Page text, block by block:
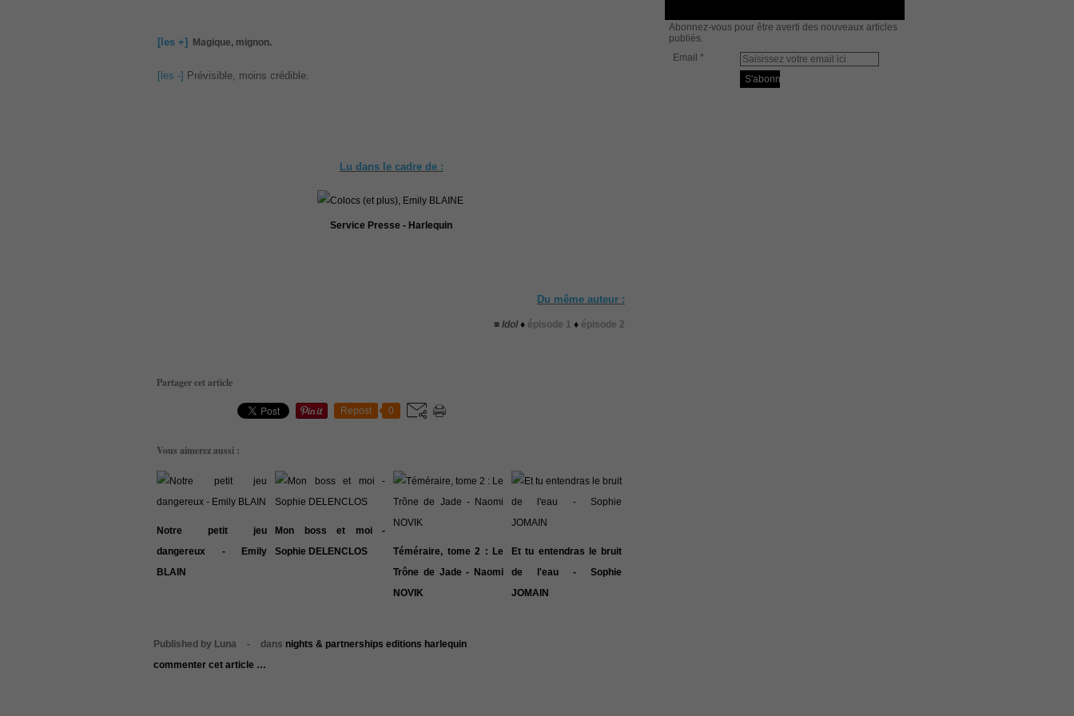
[les +] Magique, mignon.
[les -] Prévisible, moins crédible.
Lu dans le cadre de :
Service Presse - Harlequin
Du même auteur :
■ Idol ♦ épisode 1 ♦ épisode 2
Partager cet article
Repost 0
Vous aimerez aussi :
Notre petit jeu
dangereux - Emily
BLAIN
Mon boss et moi -
Sophie DELENCLOS
Téméraire, tome 2 : Le
Trône de Jade - Naomi
NOVIK
Et tu entendras le bruit
de l'eau - Sophie
JOMAIN
Published by Luna - dans nights & partnerships editions harlequin
commenter cet article …
Abonnez-vous pour être averti des nouveaux articles
publiés.
Email